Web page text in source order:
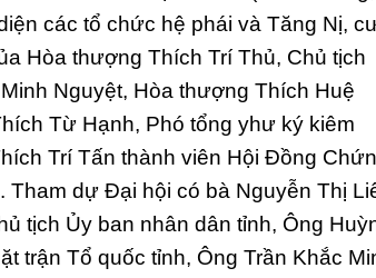
các tổ chức hệ phái và Tăng Nị,
Hòa thượng Thích Trí Thủ, Chủ tịch
Nguyệt, Hòa thượng Thích Huệ
Từ Hạnh, Phó tổng yhư ký kiêm
Trí Tấn thành viên Hội Đồng
dự Đại hội có bà Nguyễn Thị
tịch Ủy ban nhân dân tỉnh, Ông
trận Tổ quốc tỉnh, Ông Trần Khắc